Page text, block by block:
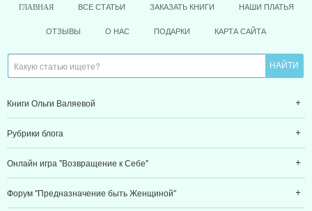
ГЛАВНАЯ ВСЕ СТАТЬИ ЗАКАЗАТЬ КНИГИ НАШИ ПЛАТЬЯ
ОТЗЫВЫ О НАС ПОДАРКИ КАРТА САЙТА
Книги Ольги Валяевой
Рубрики блога
Онлайн игра "Возвращение к Себе"
Форум "Предназначение быть Женщиной"